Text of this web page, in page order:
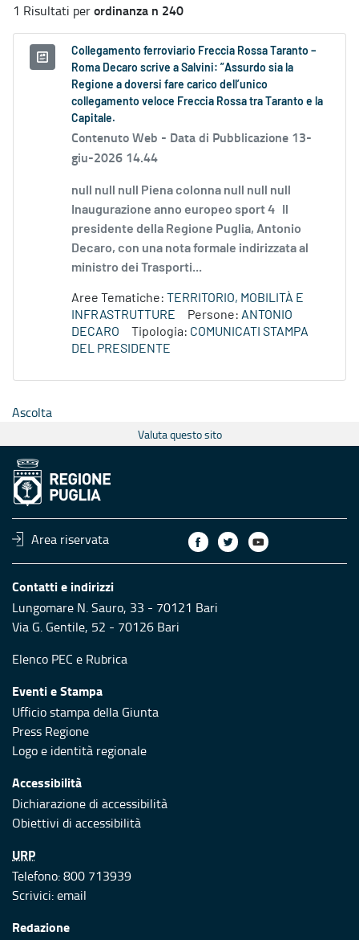
1 Risultati perordinanza n 240
Collegamento ferroviario Freccia Rossa Taranto –
Roma Decaro scrive a Salvini: ”Assurdo sia la
Regione a doversi fare carico dell’unico
collegamento veloce Freccia Rossa tra Taranto e la
Capitale.
Contenuto Web - Data di Pubblicazione 13-
giu-2026 14.44
null null null Piena colonna null null null
Inaugurazione anno europeo sport 4 Il
presidente della Regione Puglia, Antonio
Decaro, con una nota formale indirizzata al
ministro dei Trasporti...
Aree Tematiche: TERRITORIO, MOBILITÀ E
INFRASTRUTTURE
Persone: ANTONIO
DECARO
Tipologia: COMUNICATI STAMPA
DEL PRESIDENTE
Ascolta
Valuta questo sito
Area riservata
Contatti e indirizzi
Lungomare N. Sauro, 33 - 70121 Bari
Via G. Gentile, 52 - 70126 Bari
Elenco PEC e Rubrica
Eventi e Stampa
Ufficio stampa della Giunta
Press Regione
Logo e identità regionale
Accessibilità
Dichiarazione di accessibilità
Obiettivi di accessibilità
URP
Telefono: 800 713939
Scrivici:email
Redazione